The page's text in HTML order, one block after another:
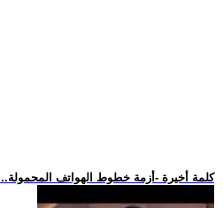
.. كلمة أخيرة -أزمة خطوط الهواتف